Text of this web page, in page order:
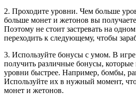
2. Проходите уровни. Чем больше
больше монет и жетонов вы
Поэтому не стоит застревать на
переходить к следующему, чтобы
3. Используйте бонусы с умом. В
получить различные бонусы,
уровни быстрее. Например, бомбы,
Используйте их в нужный момент,
монет и жетонов.